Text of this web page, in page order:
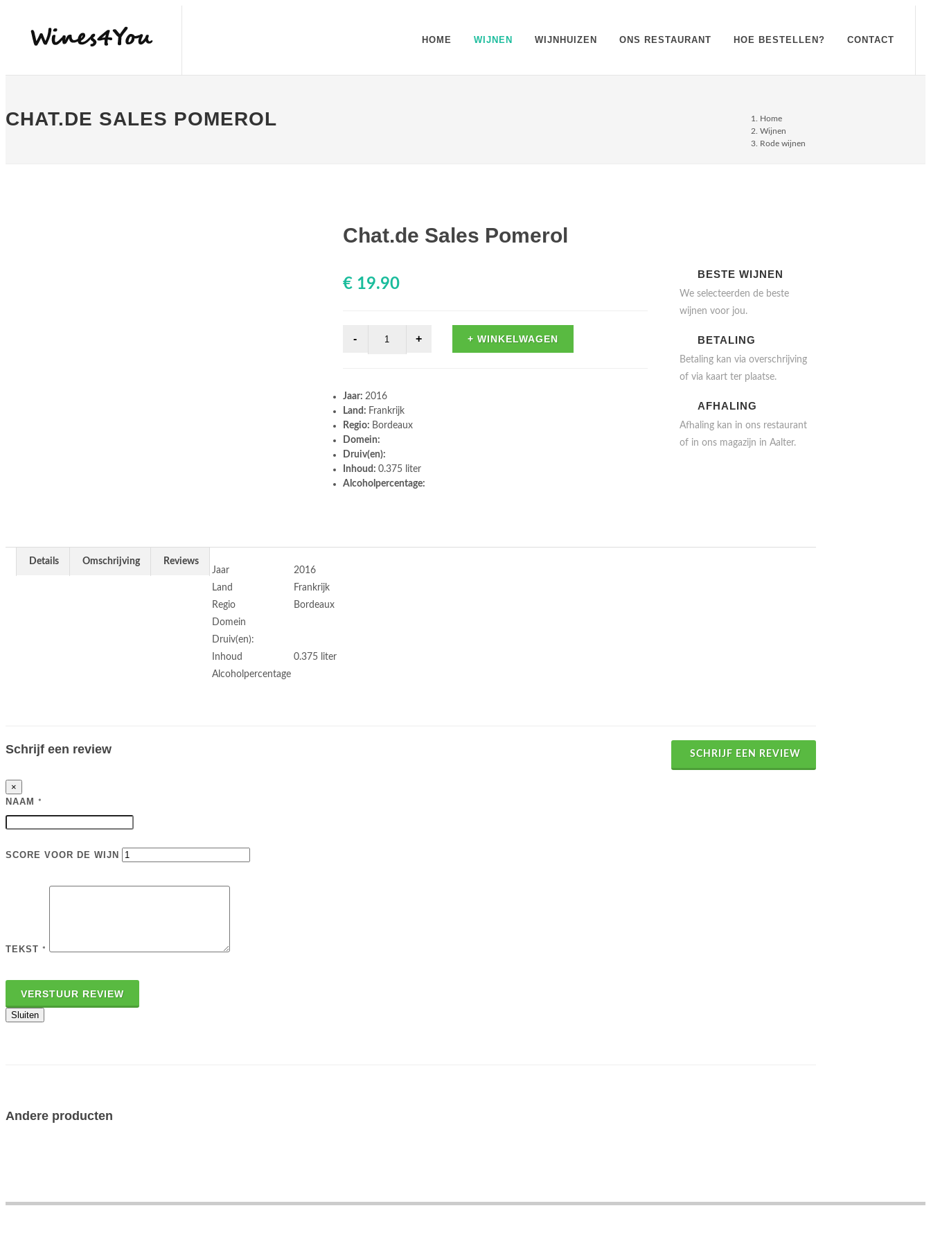
HOME WIJNEN WIJNHUIZEN ONS RESTAURANT HOE BESTELLEN? CONTACT
CHAT.DE SALES POMEROL
Home
Wijnen
Rode wijnen
Chat.de Sales Pomerol
€ 19.90
+ WINKELWAGEN
Jaar: 2016
Land: Frankrijk
Regio: Bordeaux
Domein:
Druiv(en):
Inhoud: 0.375 liter
Alcoholpercentage:
BESTE WIJNEN
We selecteerden de beste
wijnen voor jou.
BETALING
Betaling kan via overschrijving
of via kaart ter plaatse.
AFHALING
Afhaling kan in ons restaurant
of in ons magazijn in Aalter.
Details Omschrijving
Reviews
Jaar
2016
Land
Frankrijk
Regio
Bordeaux
Domein
Druiv(en):
Inhoud
0.375 liter
Alcoholpercentage
SCHRIJF EEN REVIEW
Schrijf een review
×
NAAM
*
SCORE VOOR DE WIJN
TEKST *
VERSTUUR REVIEW
Sluiten
Andere producten